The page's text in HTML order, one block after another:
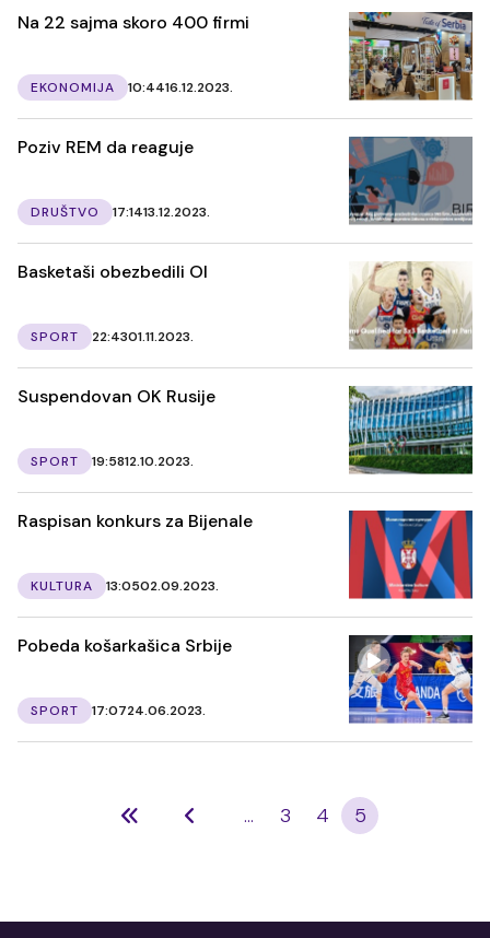
Na 22 sajma skoro 400 firmi
EKONOMIJA 10:4416.12.2023.
Poziv REM da reaguje
DRUŠTVO 17:1413.12.2023.
Basketaši obezbedili OI
SPORT 22:4301.11.2023.
Suspendovan OK Rusije
SPORT 19:5812.10.2023.
Raspisan konkurs za Bijenale
KULTURA 13:0502.09.2023.
Pobeda košarkašica Srbije
SPORT 17:0724.06.2023.
... 3 4 5